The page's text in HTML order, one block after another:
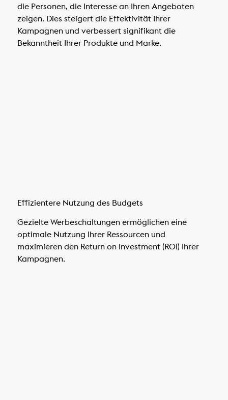
die Personen, die Interesse an Ihren Angeboten
zeigen. Dies steigert die Effektivität Ihrer
Kampagnen und verbessert signifikant die
Bekanntheit Ihrer Produkte und Marke.
Effizientere Nutzung des Budgets
Gezielte Werbeschaltungen ermöglichen eine
optimale Nutzung Ihrer Ressourcen und
maximieren den Return on Investment (ROI) Ihrer
Kampagnen.